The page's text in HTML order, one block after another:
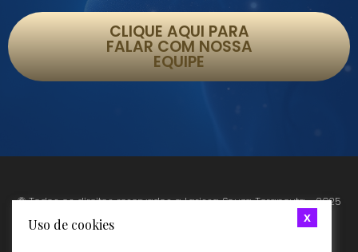
CLIQUE AQUI PARA
FALAR COM NOSSA
EQUIPE
© Todos os direitos reservados a Larissa Souza Terapeuta - 2025
Uso de cookies x